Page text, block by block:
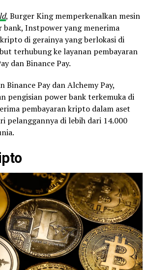
, Burger King memperkenalkan mesin
bank, Instpower yang menerima
di gerainya yang berlokasi di
terhubung ke layanan pembayaran
dan Binance Pay.
Binance Pay dan Alchemy Pay,
pengisian power bank terkemuka di
pembayaran kripto dalam aset
pelanggannya di lebih dari 14.000